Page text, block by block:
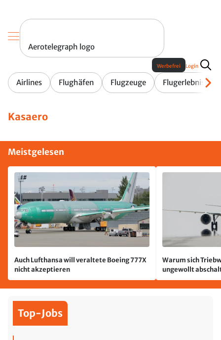
Aerotelegraph logo
Airlines Flughäfen Flugzeuge Flugerlebnis
Werbefrei Login
Kasaero
Meistgelesen
Auch Lufthansa will veraltete Boeing 777X
nicht akzeptieren
Warum sich
ungewollt
passiert
Top-Jobs